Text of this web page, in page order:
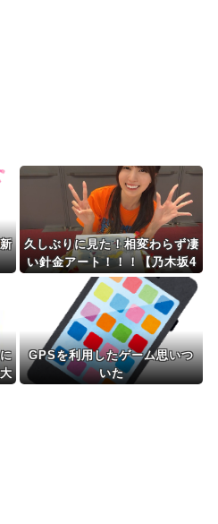
RSS
久しぶりに見た！相変わらず凄
い針金アート！！！【乃木坂4
6】
GPSを利用したゲーム思いつ
いた